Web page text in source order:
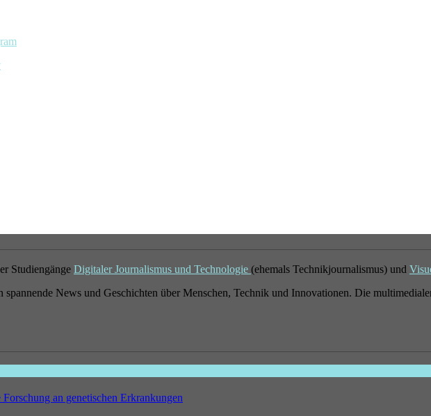
Studiengänge Digitaler Journalismus und Technologie (ehemals Technikjournalismus) und
spannende News und Geschichten über Menschen, Technik und Innovationen. Die
an genetischen Erkrankungen